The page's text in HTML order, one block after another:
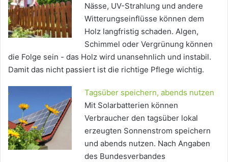
Nässe, UV-Strahlung und andere
Witterungseinflüsse können dem
Holz langfristig schaden. Algen,
Schimmel oder Vergrünung können
die Folge sein - das Holz wird unansehnlich und instabil.
Damit das nicht passiert ist die richtige Pflege wichtig.
Tagsüber speichern, abends nutzen
Mit Solarbatterien können
Verbraucher den tagsüber lokal
erzeugten Sonnenstrom speichern
und abends nutzen. Nach Angaben
des Bundesverbandes